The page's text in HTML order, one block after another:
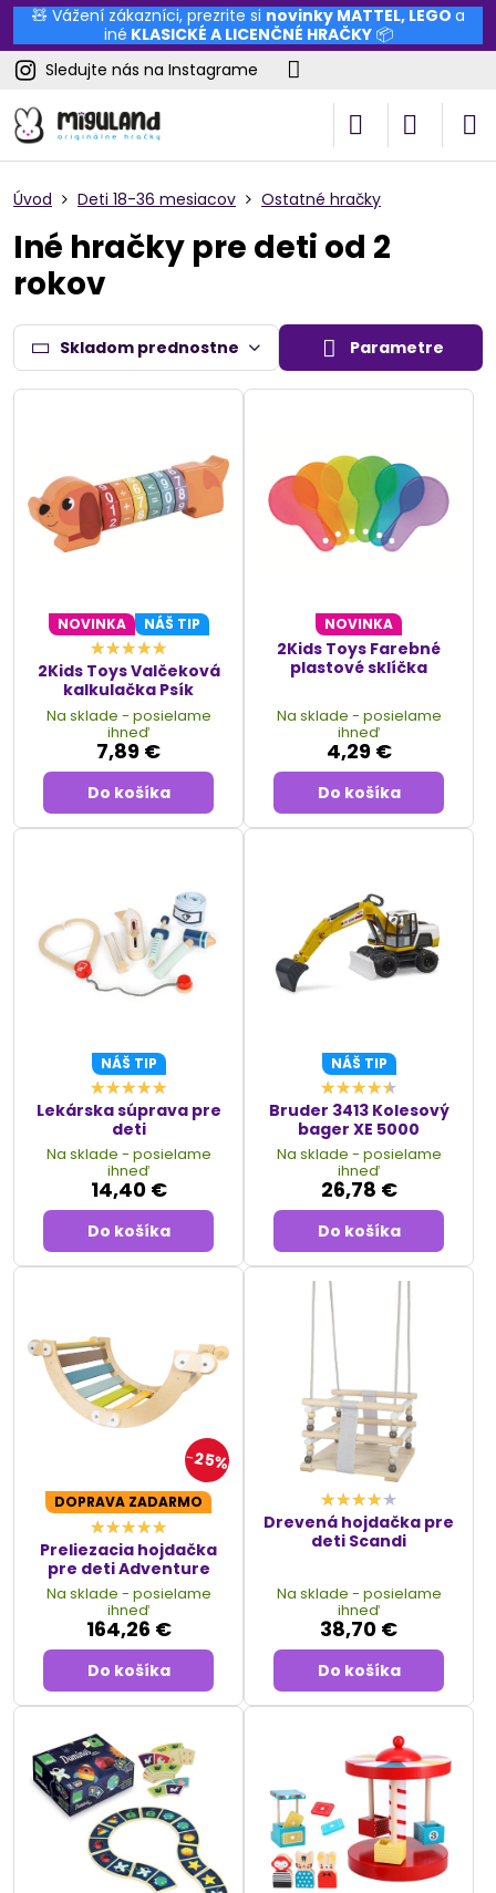
🧸 Vážení zákazníci, prezrite si novinky MATTEL, LEGO a
iné KLASICKÉ A LICENČNÉ HRAČKY📦
Sledujte nás na Instagrame
Úvod Deti 18-36 mesiacov Ostatné hračky
Iné hračky pre deti od 2
rokov
Skladom prednostne Parametre
NOVINKA NÁŠ TIP
2Kids Toys Valčeková
kalkulačka Psík
Na sklade - posielame
ihneď
7,89 €
Do košíka
NOVINKA
2Kids Toys Farebné
plastové sklíčka
Na sklade - posielame
ihneď
4,29 €
Do košíka
NÁŠ TIP
Lekárska súprava pre
deti
Na sklade - posielame
ihneď
14,40 €
Do košíka
NÁŠ TIP
Bruder 3413 Kolesový
bager XE 5000
Na sklade - posielame
ihneď
26,78 €
Do košíka
25%
DOPRAVA ZADARMO
Preliezacia hojdačka
pre deti Adventure
Na sklade - posielame
ihneď
164,26 €
Do košíka
Drevená hojdačka pre
deti Scandi
Na sklade - posielame
ihneď
38,70 €
Do košíka